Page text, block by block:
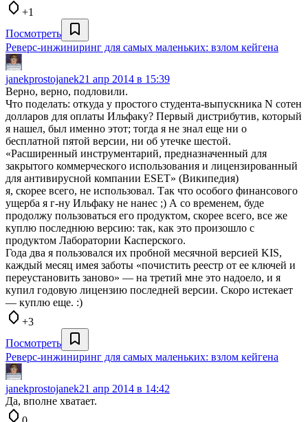
+1
Посмотреть
Реверс-инжиниринг для самых маленьких: взлом кейгена
janekprostojanek21 апр 2014 в 15:39
Верно, верно, подловили.
Что поделать: откуда у простого студента-выпускника N сотен
долларов для оплаты Ильфаку? Первый дистрибутив, который
я нашел, был именно этот; тогда я не знал еще ни о
бесплатной пятой версии, ни об утечке шестой.
«Расширенный инструментарий, предназначенный для
закрытого коммерческого использования и лицензированный
для антивирусной компании ESET» (Википедия)
я, скорее всего, не использовал. Так что особого финансового
ущерба я г-ну Ильфаку не нанес ;) А со временем, буде
продолжу пользоваться его продуктом, скорее всего, все же
куплю последнюю версию: так, как это произошло с
продуктом Лаборатории Касперского.
Года два я пользовался их пробной месячной версией KIS,
каждый месяц имея заботы «почистить реестр от ее ключей и
переустановить заново» — на третий мне это надоело, и я
купил годовую лицензию последней версии. Скоро истекает
— куплю еще. :)
+3
Посмотреть
Реверс-инжиниринг для самых маленьких: взлом кейгена
janekprostojanek21 апр 2014 в 14:42
Да, вполне хватает.